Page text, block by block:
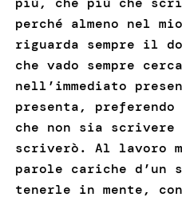
perché almeno nel
riguarda sempre il
che vado sempre
nell’immediato
presenta,
che non sia scrivere
scriverò. Al lavoro
parole cariche d’un
tenerle in mente,